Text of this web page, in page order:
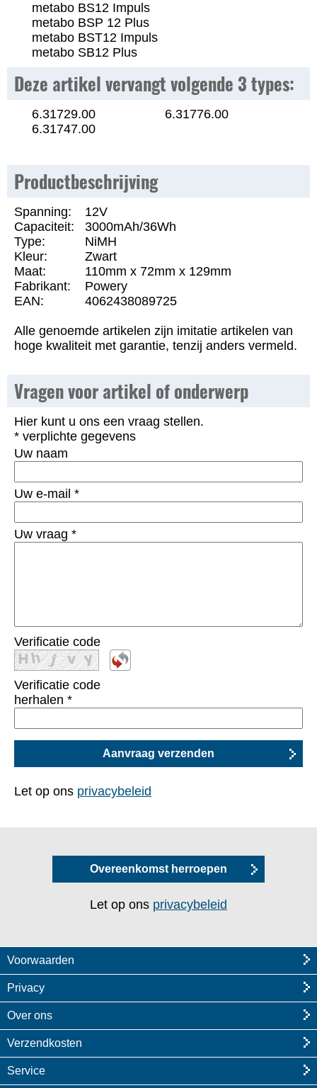
metabo BS12 Impuls
metabo BSP 12 Plus
metabo BST12 Impuls
metabo SB12 Plus
Deze artikel vervangt volgende 3 types:
6.31729.00
6.31747.00
6.31776.00
Productbeschrijving
Spanning:
12V
Capaciteit:
3000mAh/36Wh
Type:
NiMH
Kleur:
Zwart
Maat:
110mm x 72mm x 129mm
Fabrikant:
Powery
EAN:
4062438089725
Alle genoemde artikelen zijn imitatie artikelen van
hoge kwaliteit met garantie, tenzij anders vermeld.
Vragen voor artikel of onderwerp
Hier kunt u ons een vraag stellen.
* verplichte gegevens
Uw naam
Uw e-mail *
Uw vraag *
Verificatie code
Verificatie code
herhalen *
Let op ons privacybeleid
Overeenkomst herroepen
Let op ons privacybeleid
Voorwaarden
Privacy
Over ons
Verzendkosten
Service